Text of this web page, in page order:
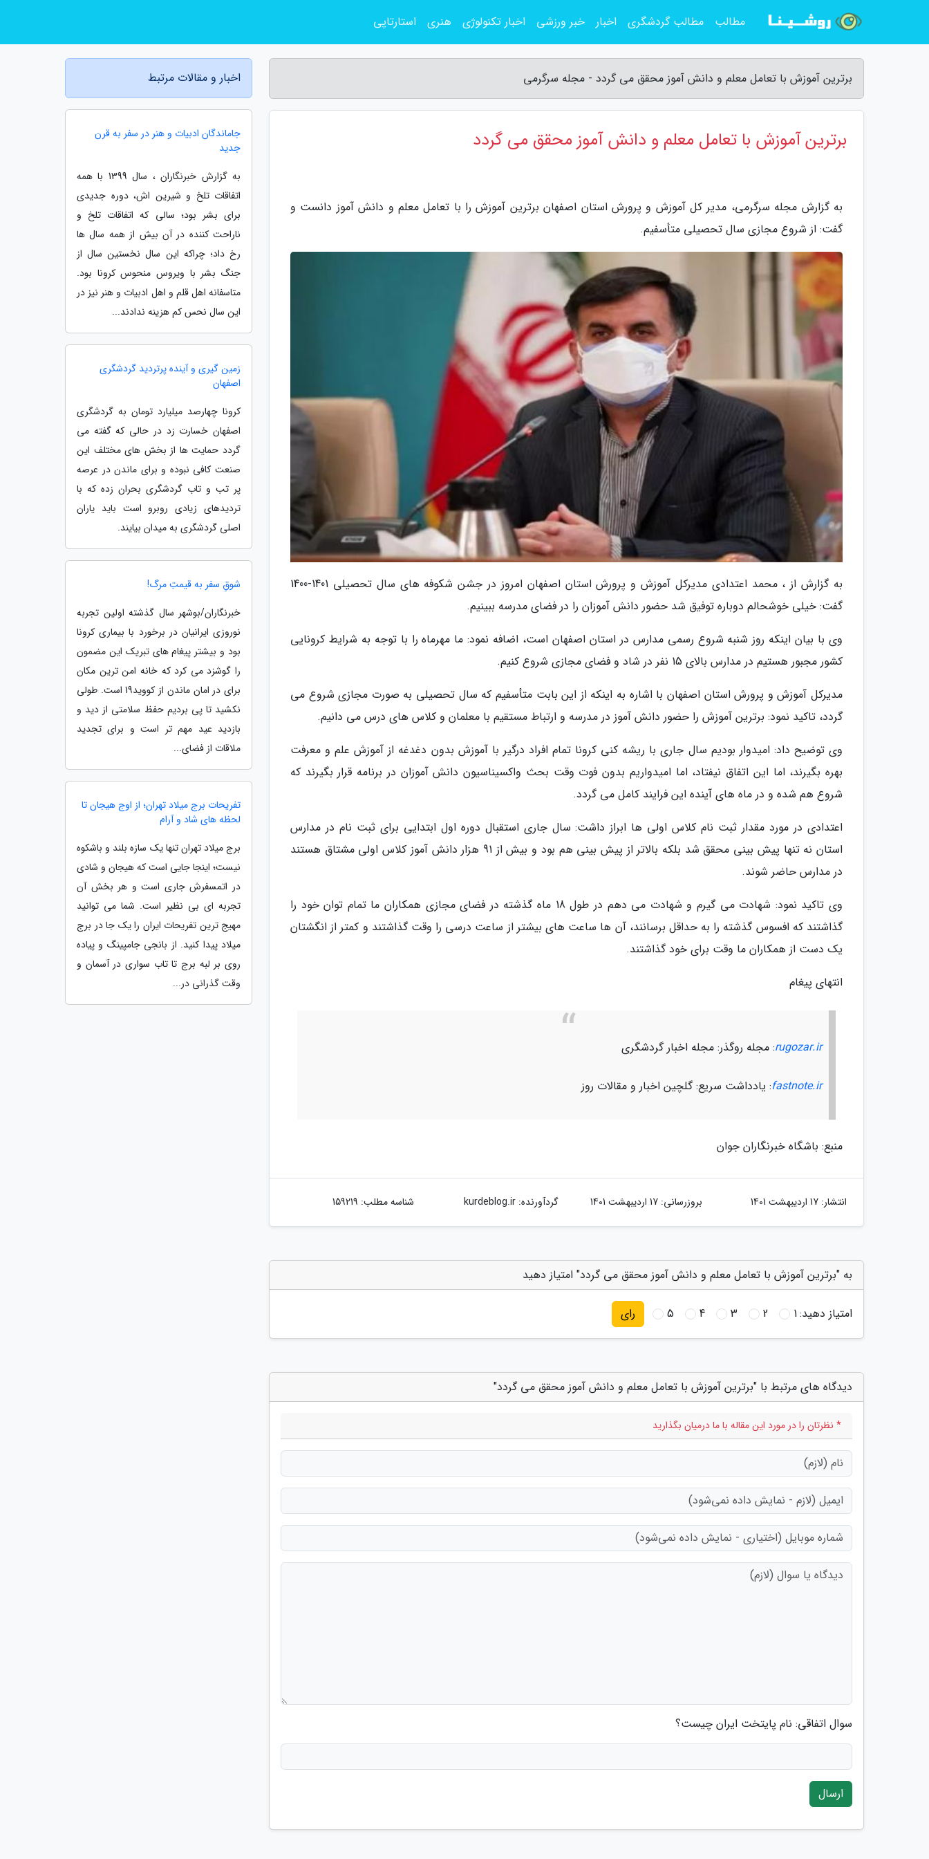
برترین آموزش با تعامل معلم و دانش آموز محقق می گردد - مجله سرگرمی
برترین آموزش با تعامل معلم و دانش آموز محقق می گردد
به گزارش مجله سرگرمی، مدیر کل آموزش و پرورش استان اصفهان برترین آموزش را با تعامل معلم و دانش آموز دانست و
گفت: از شروع مجازی سال تحصیلی متأسفیم.
به گزارش از ، محمد اعتدادی مدیرکل آموزش و پرورش استان اصفهان امروز در جشن شکوفه های سال تحصیلی 1401-1400
گفت: خیلی خوشحالم دوباره توفیق شد حضور دانش آموزان را در فضای مدرسه ببینیم.
وی با بیان اینکه روز شنبه شروع رسمی مدارس در استان اصفهان است، اضافه نمود: ما مهرماه را با توجه به شرایط کرونایی
کشور مجبور هستیم در مدارس بالای 15 نفر در شاد و فضای مجازی شروع کنیم.
مدیرکل آموزش و پرورش استان اصفهان با اشاره به اینکه از این بابت متأسفیم که سال تحصیلی به صورت مجازی شروع می
گردد، تاکید نمود: برترین آموزش را حضور دانش آموز در مدرسه و ارتباط مستقیم با معلمان و کلاس های درس می دانیم.
وی توضیح داد: امیدوار بودیم سال جاری با ریشه کنی کرونا تمام افراد درگیر با آموزش بدون دغدغه از آموزش علم و معرفت
بهره بگیرند، اما این اتفاق نیفتاد، اما امیدواریم بدون فوت وقت بحث واکسیناسیون دانش آموزان در برنامه قرار بگیرند که
شروع هم شده و در ماه های آینده این فرایند کامل می گردد.
اعتدادی در مورد مقدار ثبت نام کلاس اولی ها ابراز داشت: سال جاری استقبال دوره اول ابتدایی برای ثبت نام در مدارس
استان نه تنها پیش بینی محقق شد بلکه بالاتر از پیش بینی هم بود و بیش از 91 هزار دانش آموز کلاس اولی مشتاق هستند
در مدارس حاضر شوند.
وی تاکید نمود: شهادت می گیرم و شهادت می دهم در طول 18 ماه گذشته در فضای مجازی همکاران ما تمام توان خود را
گذاشتند که افسوس گذشته را به حداقل برسانند، آن ها ساعت های بیشتر از ساعت درسی را وقت گذاشتند و کمتر از انگشتان
یک دست از همکاران ما وقت برای خود گذاشتند.
انتهای پیغام
rugozar.ir: مجله روگذر: مجله اخبار گردشگری
fastnote.ir: یادداشت سریع: گلچین اخبار و مقالات روز
منبع: باشگاه خبرنگاران جوان
انتشار: 17 اردیبهشت 1401 بروزرسانی: 17 اردیبهشت 1401 گردآورنده:kurdeblog.ir شناسه مطلب: 159219
به "برترین آموزش با تعامل معلم و دانش آموز محقق می گردد" امتیاز دهید
امتیاز دهید:1
2
3
4
5 رای
دیدگاه های مرتبط با "برترین آموزش با تعامل معلم و دانش آموز محقق می گردد"
* نظرتان را در مورد این مقاله با ما درمیان بگذارید
سوال اتفاقی: نام پایتخت ایران چیست؟
ارسال
اخبار و مقالات مرتبط
جاماندگان ادبیات و هنر در سفر به قرن
جدید
به گزارش خبرنگاران ، سال 1399 با همه
اتفاقات تلخ و شیرین اش، دوره جدیدی
برای بشر بود؛ سالی که اتفاقات تلخ و
ناراحت کننده در آن بیش از همه سال ها
رخ داد؛ چراکه این سال نخستین سال از
جنگ بشر با ویروس منحوس کرونا بود.
متاسفانه اهل قلم و اهل ادبیات و هنر نیز در
این سال نحس کم هزینه ندادند...
زمین گیری و آینده پرتردید گردشگری
اصفهان
کرونا چهارصد میلیارد تومان به گردشگری
اصفهان خسارت زد در حالی که گفته می
گردد حمایت ها از بخش های مختلف این
صنعت کافی نبوده و برای ماندن در عرصه
پر تب و تاب گردشگری بحران زده که با
تردیدهای زیادی روبرو است باید یاران
اصلی گردشگری به میدان بیایند.
شوقِ سفر به قیمتِ مرگ!
خبرنگاران/بوشهر سال گذشته اولین تجربه
نوروزی ایرانیان در برخورد با بیماری کرونا
بود و بیشتر پیغام های تبریک این مضمون
را گوشزد می کرد که خانه امن ترین مکان
برای در امان ماندن از کووید19 است. طولی
نکشید تا پی بردیم حفظ سلامتی از دید و
بازدید عید مهم تر است و برای تجدید
ملاقات از فضای...
تفریحات برج میلاد تهران؛ از اوج هیجان تا
لحظه های شاد و آرام
برج میلاد تهران تنها یک سازه بلند و باشکوه
نیست؛ اینجا جایی است که هیجان و شادی
در اتمسفرش جاری است و هر بخش آن
تجربه ای بی نظیر است. شما می توانید
مهیج ترین تفریحات ایران را یک جا در برج
میلاد پیدا کنید. از بانجی جامپینگ و پیاده
روی بر لبه برج تا تاب سواری در آسمان و
وقت گذرانی در...
مطالب مطالب گردشگری اخبار خبر ورزشی اخبار تکنولوژی هنری استارتاپی